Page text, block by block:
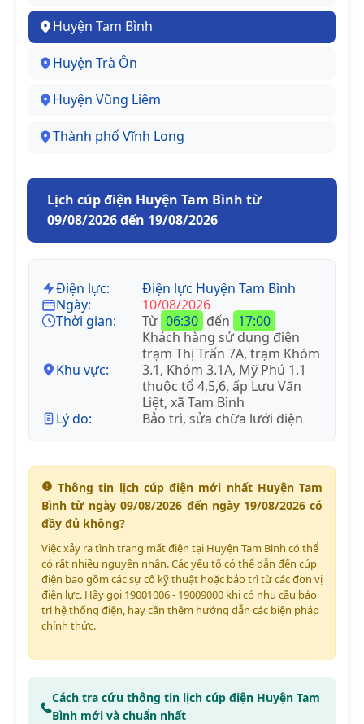
Huyện Tam Bình
Huyện Trà Ôn
Huyện Vũng Liêm
Thành phố Vĩnh Long
Lịch cúp điện Huyện Tam Bình từ
09/08/2026 đến 19/08/2026
Điện lực:
Điện lực Huyện Tam Bình
Ngày:
10/08/2026
Thời gian:
Từ 06:30 đến 17:00
Khu vực:
Khách hàng sử dụng điện
trạm Thị Trấn 7A, trạm Khóm
3.1, Khóm 3.1A, Mỹ Phú 1.1
thuộc tổ 4,5,6, ấp Lưu Văn
Liệt, xã Tam Bình
Lý do:
Bảo trì, sửa chữa lưới điện
Thông tin lịch cúp điện mới nhất Huyện Tam
Bình từ ngày 09/08/2026 đến ngày 19/08/2026 có
đầy đủ không?
Việc xảy ra tình trạng mất điện tại Huyện Tam Bình có thể
có rất nhiều nguyên nhân. Các yếu tố có thể dẫn đến cúp
điện bao gồm các sự cố kỹ thuật hoặc bảo trì từ các đơn vị
điện lực. Hãy gọi 19001006 - 19009000 khi có nhu cầu bảo
trì hệ thống điện, hay cần thêm hướng dẫn các biện pháp
chính thức.
Cách tra cứu thông tin lịch cúp điện Huyện Tam
Bình mới và chuẩn nhất